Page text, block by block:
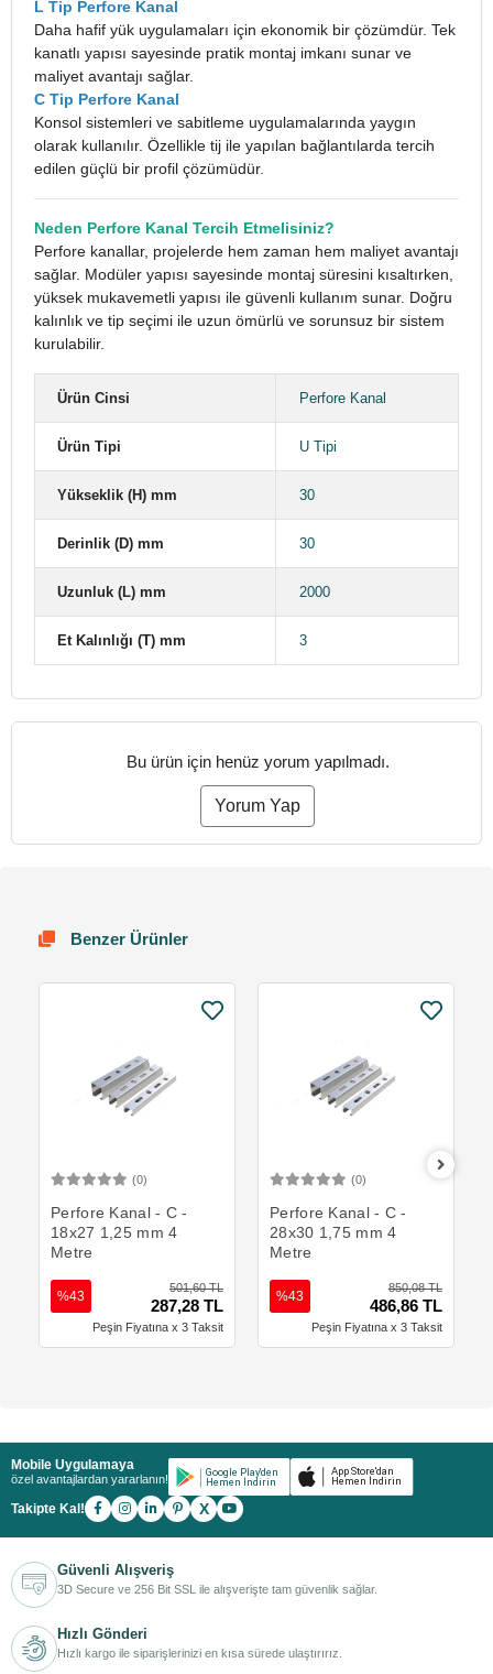
L Tip Perfore Kanal
Daha hafif yük uygulamaları için ekonomik bir çözümdür. Tek
kanatlı yapısı sayesinde pratik montaj imkanı sunar ve
maliyet avantajı sağlar.
C Tip Perfore Kanal
Konsol sistemleri ve sabitleme uygulamalarında yaygın
olarak kullanılır. Özellikle tij ile yapılan bağlantılarda tercih
edilen güçlü bir profil çözümüdür.
Neden Perfore Kanal Tercih Etmelisiniz?
Perfore kanallar, projelerde hem zaman hem maliyet avantajı
sağlar. Modüler yapısı sayesinde montaj süresini kısaltırken,
yüksek mukavemetli yapısı ile güvenli kullanım sunar. Doğru
kalınlık ve tip seçimi ile uzun ömürlü ve sorunsuz bir sistem
kurulabilir.
Ürün Cinsi Perfore Kanal
Ürün Tipi U Tipi
Yükseklik (H) mm 30
Derinlik (D) mm 30
Uzunluk (L) mm 2000
Et Kalınlığı (T) mm 3
Bu ürün için henüz yorum yapılmadı.
Yorum Yap
Benzer Ürünler
(0)
Perfore Kanal - C -
18x27 1,25 mm 4
Metre
501,60 TL
287,28 TL
%43
Peşin Fiyatına x 3 Taksit
(0)
Perfore Kanal - C -
28x30 1,75 mm 4
Metre
850,08 TL
486,86 TL
%43
Peşin Fiyatına x 3 Taksit
Mobile Uygulamaya
özel avantajlardan yararlanın!
Takipte Kal! X
Güvenli Alışveriş
3D Secure ve 256 Bit SSL ile alışverişte tam güvenlik sağlar.
Hızlı Gönderi
Hızlı kargo ile siparişlerinizi en kısa sürede ulaştırırız.